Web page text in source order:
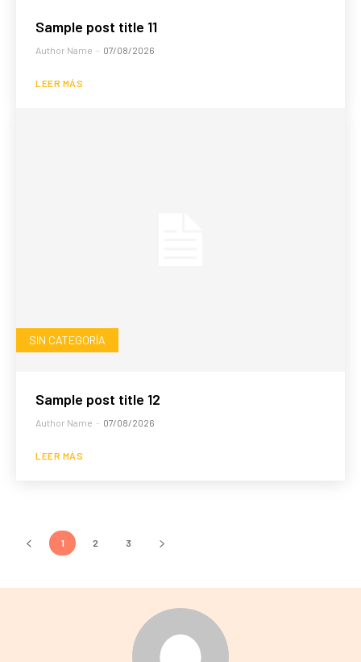
Sample post title 11
Author Name - 07/08/2026
LEER MÁS
SIN CATEGORÍA
Sample post title 12
Author Name - 07/08/2026
LEER MÁS
1 2 3